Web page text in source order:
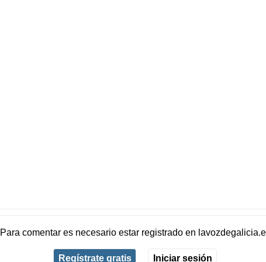
Para comentar es necesario estar registradoen
Regístrate gratis Iniciar sesión